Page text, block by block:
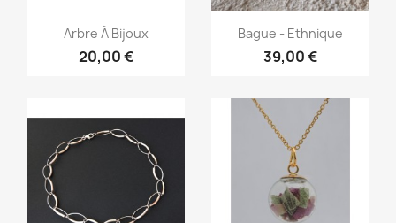
Aperçu rapide
Arbre À Bijoux
20,00 €
Aperçu rapide
Bague - Ethnique
39,00 €